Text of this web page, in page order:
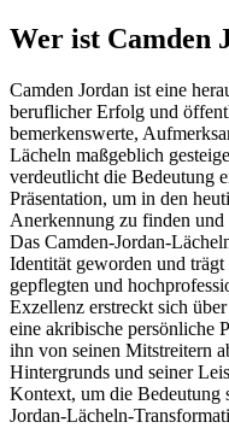
Wer ist Camden
Camden Jordan ist eine
beruflicher Erfolg und
bemerkenswerte,
Lächeln maßgeblich
verdeutlicht die Bedeutung
Präsentation, um in den
Anerkennung zu finden und
Das Camden-Jordan-
Identität geworden und
gepflegten und
Exzellenz erstreckt sich
eine akribische persönliche
ihn von seinen Mitstreitern
Hintergrunds und seiner
Kontext, um die Bedeutung
Jordan-Lächeln-